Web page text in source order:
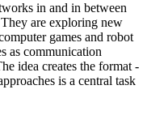
in and in between
are exploring new
games and robot
as communication
idea creates the format -
is a central task